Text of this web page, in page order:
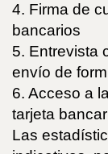
4. Firma de
bancarios
5. Entrevista
envío de
6. Acceso a
tarjeta
Las